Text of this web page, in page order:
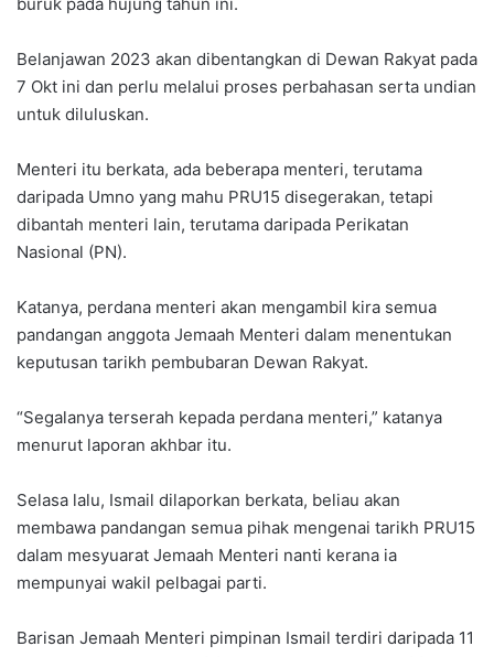
Belanjawan 2023 akan dibentangkan di Dewan Rakyat pada
7 Okt ini dan perlu melalui proses perbahasan serta undian
untuk diluluskan.
Menteri itu berkata, ada beberapa menteri, terutama
daripada Umno yang mahu PRU15 disegerakan, tetapi
dibantah menteri lain, terutama daripada Perikatan
Nasional (PN).
Katanya, perdana menteri akan mengambil kira semua
pandangan anggota Jemaah Menteri dalam menentukan
keputusan tarikh pembubaran Dewan Rakyat.
“Segalanya terserah kepada perdana menteri,” katanya
menurut laporan akhbar itu.
Selasa lalu, Ismail dilaporkan berkata, beliau akan
membawa pandangan semua pihak mengenai tarikh PRU15
dalam mesyuarat Jemaah Menteri nanti kerana ia
mempunyai wakil pelbagai parti.
Barisan Jemaah Menteri pimpinan Ismail terdiri daripada 11